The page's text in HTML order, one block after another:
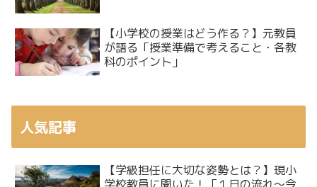
【小学校の授業はどう作る？】元教員
が語る「授業準備で考えること・各教
科のポイント」
人気記事
【学級担任に大切な姿勢とは？】現小